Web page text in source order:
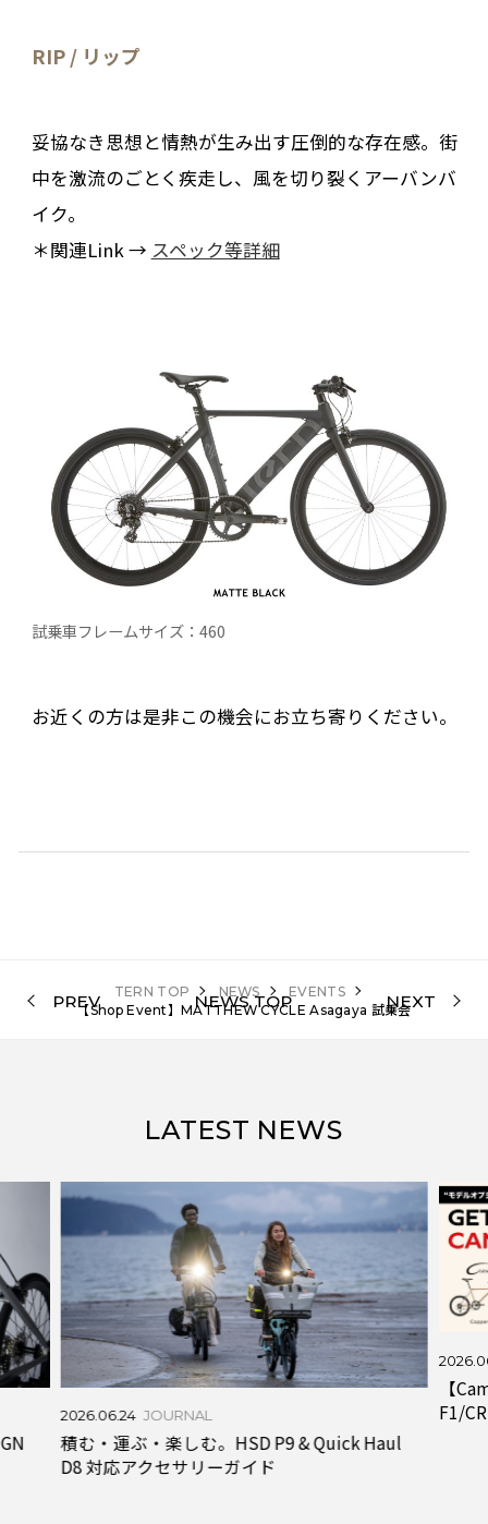
RIP / リップ
妥協なき思想と情熱が生み出す圧倒的な存在感。街
中を激流のごとく疾走し、風を切り裂くアーバンバ
イク。
＊関連Link → スペック等詳細
試乗車フレームサイズ：460
お近くの方は是非この機会にお立ち寄りください。
TERN TOP NEWS
EVENTS
【Shop Event】MATTHEW CYCLE Asagaya 試乗会
PREV NEWS TOP NEXT
LATEST NEWS
2026.06.24 JOURNAL
積む・運ぶ・楽しむ。HSD P9 & Quick Haul
D8 対応アクセサリーガイド
【
F1/